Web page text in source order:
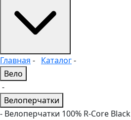
Главная - Каталог-
Вело
-
Велоперчатки
- Велоперчатки 100% R-Core Black